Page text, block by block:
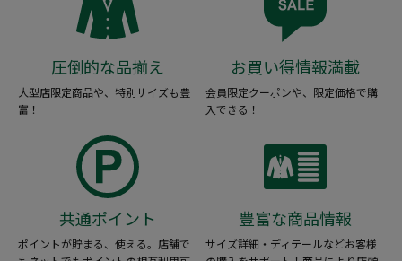
圧倒的な品揃え
大型店限定商品や、特別サイズも豊
富！
お買い得情報満載
会員限定クーポンや、限定価格で購
入できる！
共通ポイント
ポイントが貯まる、使える。店舗で
豊富な商品情報
サイズ詳細・ディテールなどお客様